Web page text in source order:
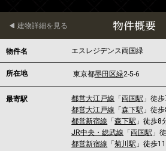
物件概要
建物詳細を見る
物件名 エスレジデンス両国緑
所在地 東京都墨田区緑2-5-6
最寄駅 都営大江戸線 「両国駅 」徒
都営大江戸線 「森下駅 」徒
都営新宿線 「森下駅 」徒歩8
JR中央・総武線 「両国駅 」
都営新宿線 「菊川駅 」徒歩